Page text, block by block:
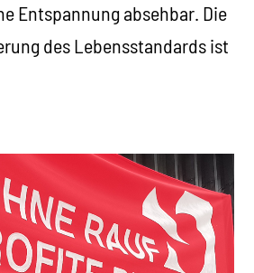
Entspannung absehbar. Die
des Lebensstandards ist